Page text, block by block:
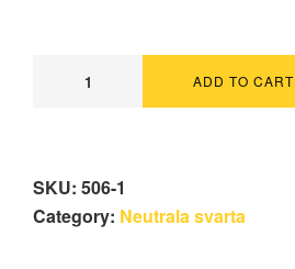
ADD TO CART
SKU: 506-1
Category: Neutrala svarta